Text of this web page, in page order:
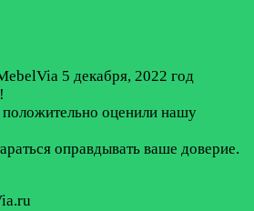
5 декабря, 2022 год
положительно оценили нашу
оправдывать ваше доверие.